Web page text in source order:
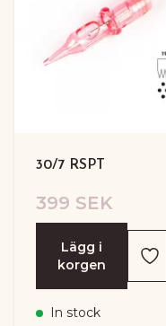
30/7 RSPT
399 SEK
Lägg i
korgen
In stock